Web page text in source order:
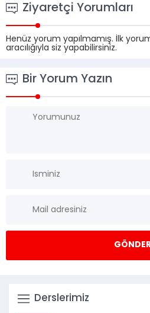
Ziyaretçi Yorumları
Henüz yorum yapılmamış. İlk
aracılığıyla siz yapabilirsiniz.
Bir Yorum Yazın
Derslerimiz